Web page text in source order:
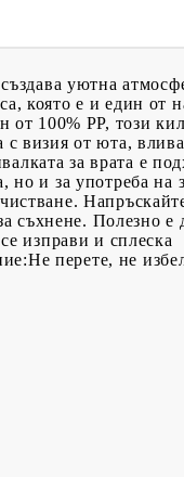
уютна
която е и един от
от 100% PP, този
визия от юта,
за врата е
и за употреба на
съхнене. Полезно е
изправи и сплеска
перете, не